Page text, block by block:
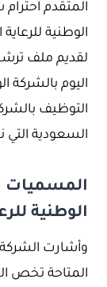
المتقدم
الوطنية
لقديم ملف
اليوم بالشركة
التوظيف
السعودية
المسميات
الوطنية
وأشارت الشركة
المتاحة تخص